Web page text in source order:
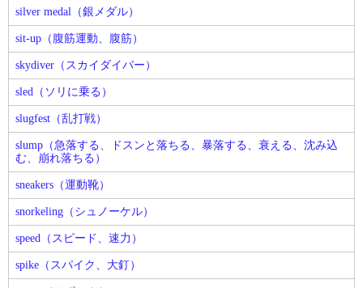
silver medal（銀メダル）
sit-up（腹筋運動、腹筋）
skydiver（スカイダイバー）
sled（ソリに乗る）
slugfest（乱打戦）
slump（急落する、ドスンと落ちる、暴落する、衰える、沈み込
む、崩れ落ちる）
sneakers（運動靴）
snorkeling（シュノーケル）
speed（スピード、速力）
spike（スパイク、大釘）